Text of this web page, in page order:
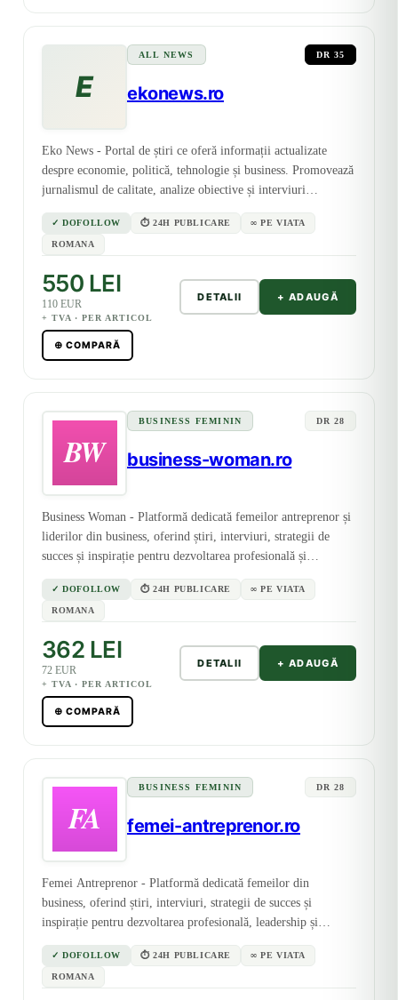
E
ALL NEWS DR 35
ekonews.ro
Eko News - Portal de știri ce oferă informații actualizate
despre economie, politică, tehnologie și business. Promovează
jurnalismul de calitate, analize obiective și interviuri
✓ DOFOLLOW ⏱ 24H PUBLICARE ∞ PE VIATA
ROMANA
550 LEI
110 EUR
+ TVA · PER ARTICOL
DETALII + ADAUGĂ
⊕ COMPARĂ
BUSINESS FEMININ DR 28
business-woman.ro
Business Woman - Platformă dedicată femeilor antreprenor și
liderilor din business, oferind știri, interviuri, strategii de
succes și inspirație pentru dezvoltarea profesională și
✓ DOFOLLOW ⏱ 24H PUBLICARE ∞ PE VIATA
ROMANA
362 LEI
72 EUR
+ TVA · PER ARTICOL
DETALII + ADAUGĂ
⊕ COMPARĂ
BUSINESS FEMININ DR 28
femei-antreprenor.ro
Femei Antreprenor - Platformă dedicată femeilor din
business, oferind știri, interviuri, strategii de succes și
inspirație pentru dezvoltarea profesională, leadership și
✓ DOFOLLOW ⏱ 24H PUBLICARE ∞ PE VIATA
ROMANA